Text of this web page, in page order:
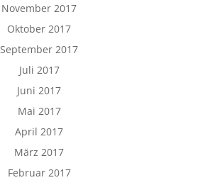
November 2017
Oktober 2017
September 2017
Juli 2017
Juni 2017
Mai 2017
April 2017
März 2017
Februar 2017